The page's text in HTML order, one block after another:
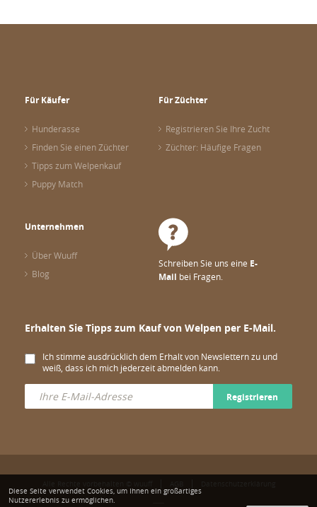
Für Käufer
Hunderasse
Finden Sie einen Züchter
Tipps zum Welpenkauf
Puppy Match
Für Züchter
Registrieren Sie Ihre Zucht
Züchter: Häufige Fragen
Unternehmen
Über Wuuff
Blog
Schreiben Sie uns eine E-
Mail bei Fragen.
Erhalten Sie Tipps zum Kauf von Welpen per E-Mail.
Ich stimme ausdrücklich dem Erhalt von Newslettern zu und
weiß, dass ich mich jederzeit abmelden kann.
Registrieren
Diese Seite verwendet Cookies, um Ihnen ein großartiges
Nutzererlebnis zu ermöglichen.